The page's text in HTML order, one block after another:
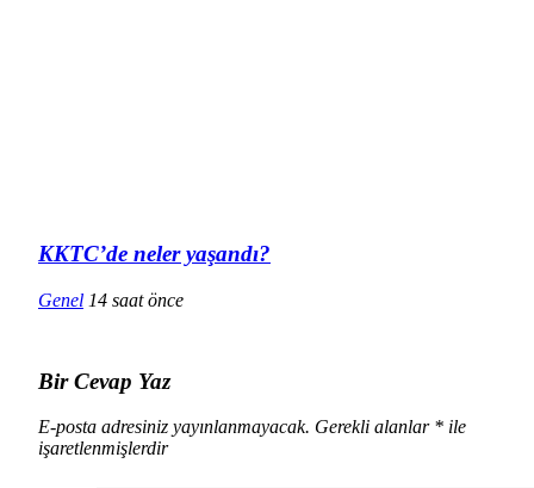
KKTC’de neler yaşandı?
Genel 14 saat önce
Bir Cevap Yaz
E-posta adresiniz yayınlanmayacak. Gerekli alanlar * ile
işaretlenmişlerdir